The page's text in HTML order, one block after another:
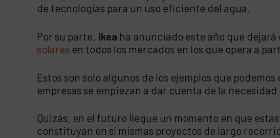
de tecnologías para un uso eficiente del agua.
Por su parte, Ikea ha anunciado este año que dejará
solares en todos los mercados en los que opera a
Estos son solo algunos de los ejemplos que
empresas se empiezan a dar cuenta de la
Quizás, en el futuro llegue un momento en que
constituyan en sí mismas proyectos de largo